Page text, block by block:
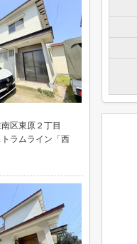
区東原２丁目
ラムライン「西